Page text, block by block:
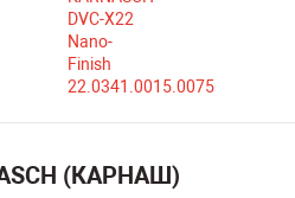
(КАРНАШ)